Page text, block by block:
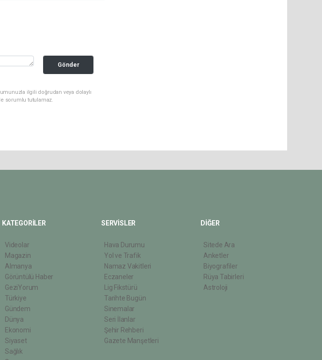
Gönder
ilgili doğrudan veya dolaylı
sorumlu tutulamaz.
KATEGORİLER
Videolar
Magazin
Almanya
Görüntülü Haber
GeziYorum
Türkiye
Gündem
Dünya
Ekonomi
Siyaset
Sağlık
SERVİSLER
Hava Durumu
Yol ve Trafik
Namaz Vakitleri
Eczaneler
Lig Fikstürü
Tarihte Bugün
Sinemalar
Seri İlanlar
Şehir Rehberi
Gazete Manşetleri
DİĞER
Sitede Ara
Anketler
Biyografiler
Rüya Tabirleri
Astroloji